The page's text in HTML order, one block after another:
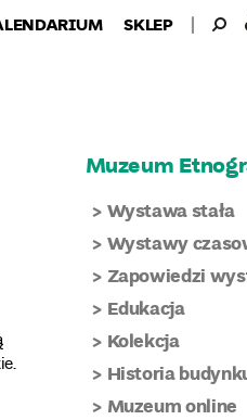
SKLEP dla:
Muzeum
Wystawa stała
Wystawy
Zapowiedzi
Edukacja
Kolekcja
Historia
Muzeum online